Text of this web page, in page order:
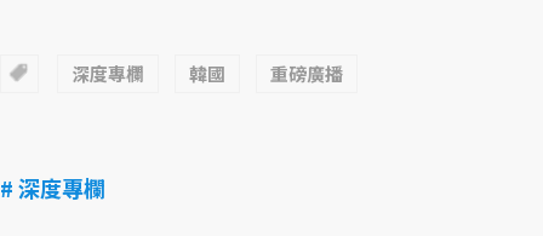
深度專欄 韓國 重磅廣播
# 深度專欄